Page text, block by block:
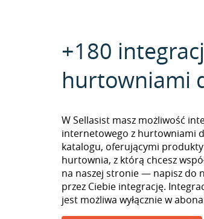
+180
hurtowniami
W Sellasist masz możliwość
internetowego z hurtowniami
katalogu, oferującymi produkty
hurtownia, z którą chcesz
na naszej stronie — napisz do
przez Ciebie integrację.
jest możliwa wyłącznie w